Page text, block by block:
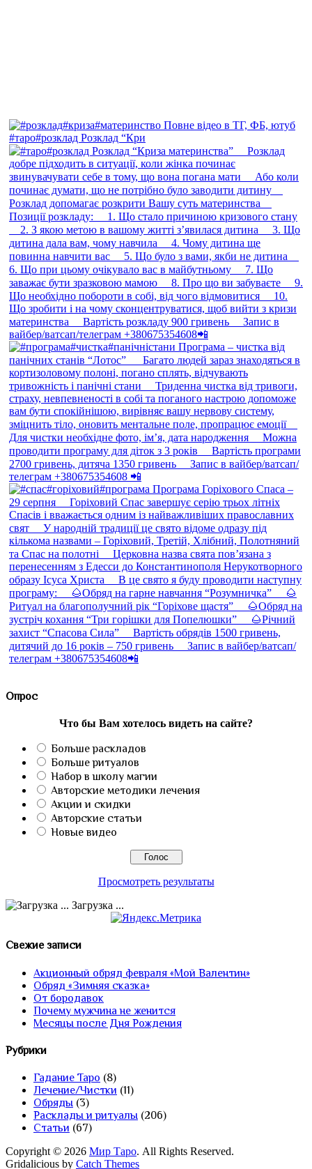
#таро#розклад Розклад “Кри
Опрос
Что бы Вам хотелось видеть на сайте?
Больше раскладов
Больше ритуалов
Набор в школу магии
Авторские методики лечения
Акции и скидки
Авторские статьи
Новые видео
Просмотреть результаты
Загрузка ...
Свежие записи
Акционный обряд февраля «Мой Валентин»
Обряд «Зимняя сказка»
От бородавок
Почему мужчина не женится
Месяцы после Дня Рождения
Рубрики
Гадание Таро (8)
Лечение/Чистки (11)
Обряды (3)
Расклады и ритуалы (206)
Статьи (67)
Copyright © 2026 Мир Таро. All Rights Reserved.
Gridalicious by Catch Themes